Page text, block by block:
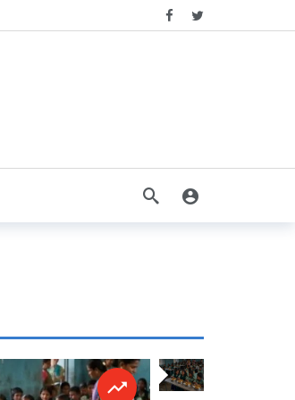
राष्ट्रीय